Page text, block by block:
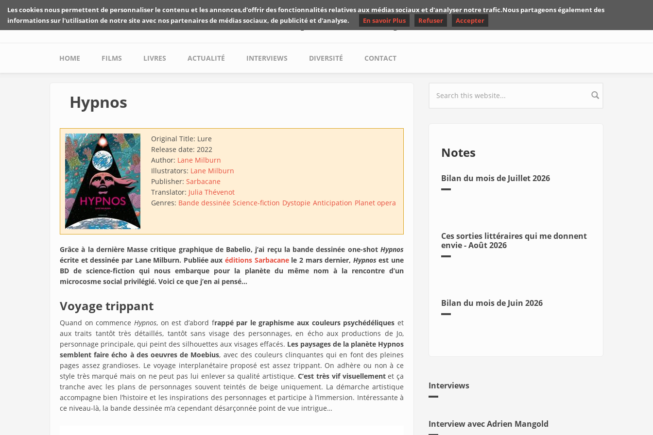
Skip to main content
Les critiques de Yuyine
Main menu
HOME FILMS LIVRES ACTUALITÉ INTERVIEWS DIVERSITÉ CONTACT
Hypnos
Original Title: Lure
Release date: 2022
Author: Lane Milburn
Illustrators: Lane Milburn
Publisher: Sarbacane
Translator: Julia Thévenot
Genres: Bande dessinée Science-fiction Dystopie Anticipation Planet opera
Grâce à la dernière Masse critique graphique de Babelio, j’ai reçu la bande dessinée one-shot Hypnos
écrite et dessinée par Lane Milburn. Publiée aux éditions Sarbacanele 2 mars dernier, Hypnos est une
BD de science-fiction qui nous embarque pour la planète du même nom à la rencontre d’un
microcosme social privilégié. Voici ce que j’en ai pensé…
Voyage trippant
Quand on commence Hypnos, on est d’abord frappé par le graphisme aux couleurs psychédéliques et
aux traits tantôt très détaillés, tantôt sans visage des personnages, en écho aux productions de Jo,
personnage principale, qui peint des silhouettes aux visages effacés. Les paysages de la planète Hypnos
semblent faire écho à des oeuvres de Moebius, avec des couleurs clinquantes qui en font des pleines
pages assez grandioses. Le voyage interplanétaire proposé est assez trippant. On adhère ou non à ce
style très marqué mais on ne peut pas lui enlever sa qualité artistique.C’est très vif visuellementet ça
tranche avec les plans de personnages souvent teintés de beige uniquement. La démarche artistique
accompagne bien l’histoire et les inspirations des personnages et participe à l’immersion. Intéressante à
ce niveau-là, la bande dessinée m’a cependant désarçonnée point de vue intrigue…
Search form
Notes
Bilan du mois de Juillet 2026
Ces sorties littéraires qui me donnent
envie - Août 2026
Bilan du mois de Juin 2026
Interviews
Interview avec Adrien Mangold
Les cookies nous permettent de personnaliser le contenu et les annonces,d'offrir des fonctionnalités relatives aux médias sociaux et d'analyser notre trafic.Nous partageons également des
informations sur l'utilisation de notre site avec nos partenaires de médias sociaux, de publicité et d'analyse.
En savoir Plus Refuser Accepter